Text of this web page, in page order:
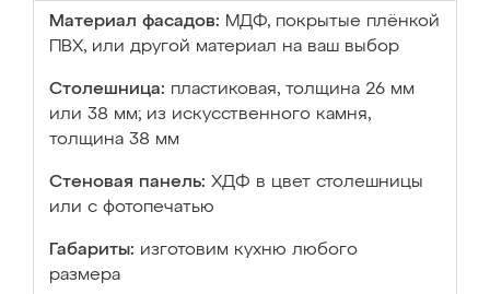
Материал фасадов: МДФ, покрытые плёнкой
ПВХ, или другой материал на ваш выбор
Столешница: пластиковая, толщина 26 мм
или 38 мм; из искусственного камня,
толщина 38 мм
Стеновая панель: ХДФ в цвет столешницы
или с фотопечатью
Габариты: изготовим кухню любого
размера